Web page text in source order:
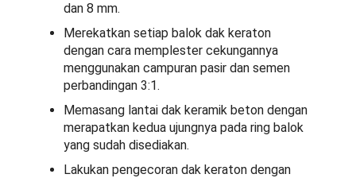
dan 8 mm.
Merekatkan setiap balok dak keraton
dengan cara memplester cekungannya
menggunakan campuran pasir dan semen
perbandingan 3:1.
Memasang lantai dak keramik beton dengan
merapatkan kedua ujungnya pada ring balok
yang sudah disediakan.
Lakukan pengecoran dak keraton dengan